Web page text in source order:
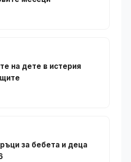
на дете в истерия
за бебета и деца